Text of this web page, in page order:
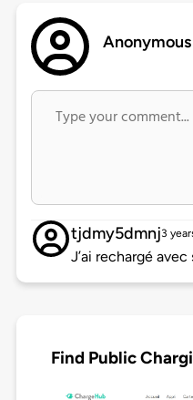
Anonymous
tjdmy5dmnj3
J’ai rechargé avec
Find Public